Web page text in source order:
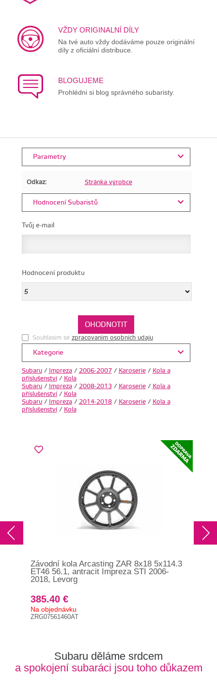
VŽDY ORIGINALNÍ DÍLY
Na tvé auto vždy dodáváme pouze originální
díly z oficiální distribuce.
BLOGUJEME
Prohlédni si blog správného subaristy.
Parametry
Odkaz: Stránka výrobce
Hodnocení Subaristů
Tvůj e-mail
Hodnocení produktu
Souhlasim se zpracovanim osobnich udaju.
Kategorie
Subaru/ Impreza/ 2006-2007/ Karoserie/ Kola a
příslušenství/ Kola
Subaru/ Impreza/ 2008-2013/ Karoserie/ Kola a
příslušenství/ Kola
Subaru/ Impreza/ 2014-2018/ Karoserie/ Kola a
příslušenství/ Kola
Závodní kola Arcasting ZAR 8x18 5x114.3
ET46 56.1, antracit Impreza STI 2006-
2018, Levorg
385.40 €
Na objednávku
ZRG07561460AT
Subaru děláme srdcem
a spokojení subaráci jsou toho důkazem